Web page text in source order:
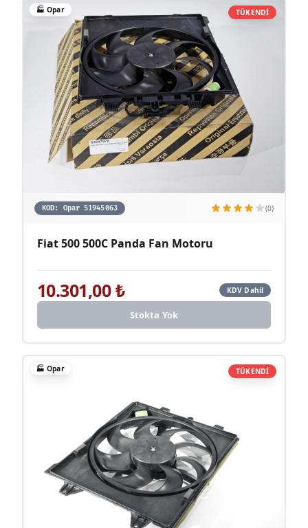
TÜKENDİ
🏭Opar
KOD: Opar 51945063 (0)
Fiat 500 500C Panda Fan Motoru
10.301,00₺ KDV Dahil
Stokta Yok
TÜKENDİ
🏭Opar